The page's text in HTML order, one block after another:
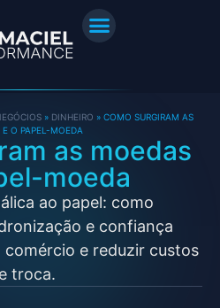
» DINHEIRO » COMO SURGIRAM AS
E O PAPEL-MOEDA
as moedas
moeda
ao papel: como
e confiança
e reduzir custos
troca.